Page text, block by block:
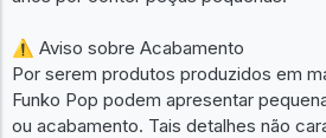
⚠️ Aviso sobre Acabamento
Por serem produtos produzidos em
Funko Pop podem apresentar
ou acabamento. Tais detalhes não